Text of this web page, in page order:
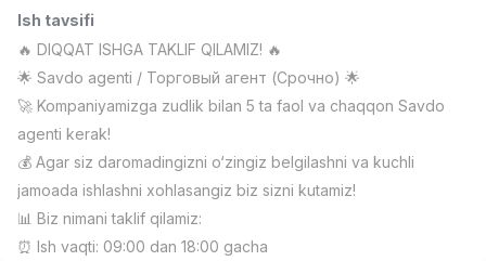
NAVBAHOR APTEKA
Full time job
Ish joyidan
Sotuv Operatori (Faqat qizlar!)
Kelishiladi
Full time job
Ish joyidan
TOP
Sotuv bo'yicha agent
Kelishiladi
Ish tavsifi
🔥 DIQQAT ISHGA TAKLIF QILAMIZ! 🔥
🌟 Savdo agenti / Торговый агент (Срочно) 🌟
🚀 Kompaniyamizga zudlik bilan 5 ta faol va chaqqon Savdo
agenti kerak!
💰 Agar siz daromadingizni o‘zingiz belgilashni va kuchli
jamoada ishlashni xohlasangiz biz sizni kutamiz!
📊 Biz nimani taklif qilamiz:
⏰ Ish vaqti: 09:00 dan 18:00 gacha
Sohalar